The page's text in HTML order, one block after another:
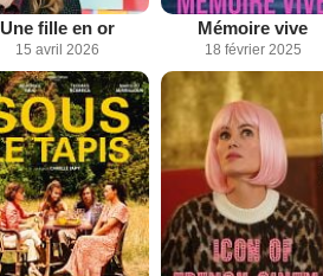
Une fille en or
15 avril 2026
Mémoire vive
18 février 2025